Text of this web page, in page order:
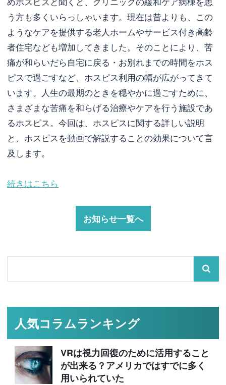
う方も多くいらっしゃいます。現在は昔よりも、この
ようなケアを提供する老人ホームやサービス付き高齢
者住宅なども増加してきました。そのことにより、苦
痛が和らいだら自宅に戻る・お別れまでの時間をホス
ピスで過ごすなど、ホスピス利用の幅が広がってきて
います。人生の最期のときを穏やかに過ごすために、
さまざまな苦痛を和らげる治療やケアを行う施設であ
るホスピス。今回は、ホスピスに関する詳しい説明
と、ホスピスを動画で解説することの効果について言
及します。
続きはこちら
お知らせ一覧へ
人気コラムランキング
VRは視力回復のために活用すること
が出来る？アメリカではすでに多く
用いられていた